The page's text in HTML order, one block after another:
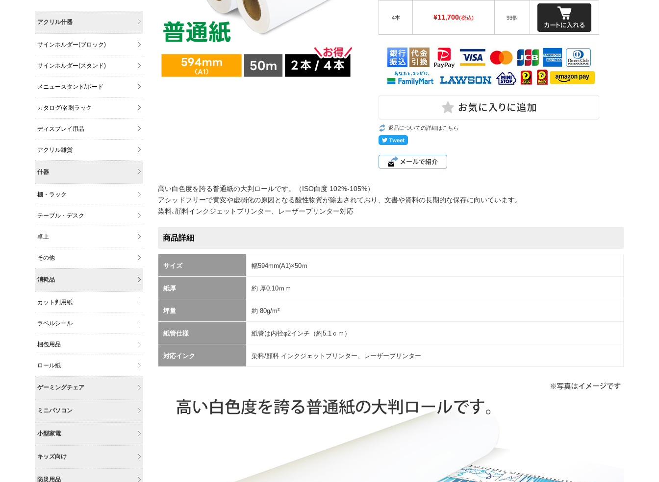
4本 ¥11,700(税込) 93個
返品についての詳細はこちら
高い白色度を誇る普通紙の大判ロールです。（ISO白度 102%-105%）
アシッドフリーで黄変や虚弱化の原因となる酸性物質が除去されており、文書や資料の長期的な保存に向いています。
染料､顔料インクジェットプリンター、レーザープリンター対応
商品詳細
サイズ 幅594mm(A1)×50ｍ
紙厚 約 厚0.10ｍｍ
坪量 約 80g/m²
紙管仕様 紙管は内径φ2インチ（約5.1ｃｍ）
対応インク 染料/顔料 インクジェットプリンター、レーザープリンター
アクリル什器
サインホルダー(ブロック)
サインホルダー(スタンド)
メニュースタンド/ボード
カタログ/名刺ラック
ディスプレイ用品
アクリル雑貨
什器
棚・ラック
テーブル・デスク
卓上
その他
消耗品
カット判用紙
ラベルシール
梱包用品
ロール紙
ゲーミングチェア
ミニパソコン
小型家電
キッズ向け
防災用品